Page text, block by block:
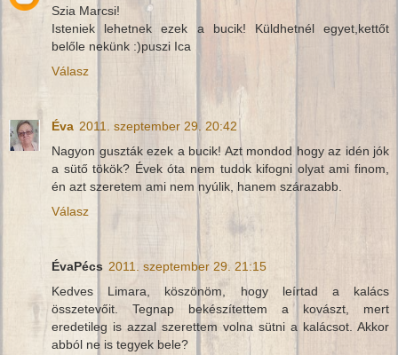
Szia Marcsi!
Isteniek lehetnek ezek a bucik! Küldhetnél egyet,kettőt
belőle nekünk :)puszi Ica
Válasz
Éva 2011. szeptember 29. 20:42
Nagyon guszták ezek a bucik! Azt mondod hogy az idén jók
a sütő tökök? Évek óta nem tudok kifogni olyat ami finom,
én azt szeretem ami nem nyúlik, hanem szárazabb.
Válasz
ÉvaPécs 2011. szeptember 29. 21:15
Kedves Limara, köszönöm, hogy leírtad a kalács
összetevőit. Tegnap bekészítettem a kovászt, mert
eredetileg is azzal szerettem volna sütni a kalácsot. Akkor
abból ne is tegyek bele?